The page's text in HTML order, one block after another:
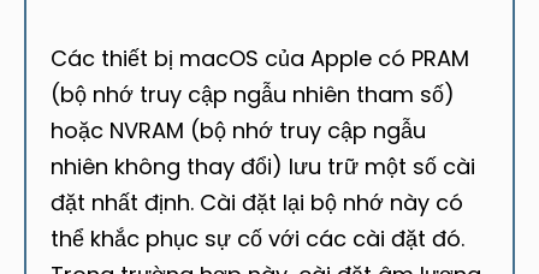
Các thiết bị macOS của Apple có PRAM
(bộ nhớ truy cập ngẫu nhiên tham số)
hoặc NVRAM (bộ nhớ truy cập ngẫu
nhiên không thay đổi) lưu trữ một số cài
đặt nhất định. Cài đặt lại bộ nhớ này có
thể khắc phục sự cố với các cài đặt đó.